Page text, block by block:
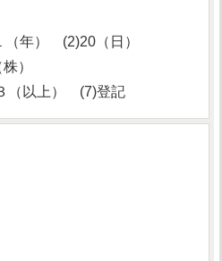
（年） (2)20（日）
）
（以上） (7)登記